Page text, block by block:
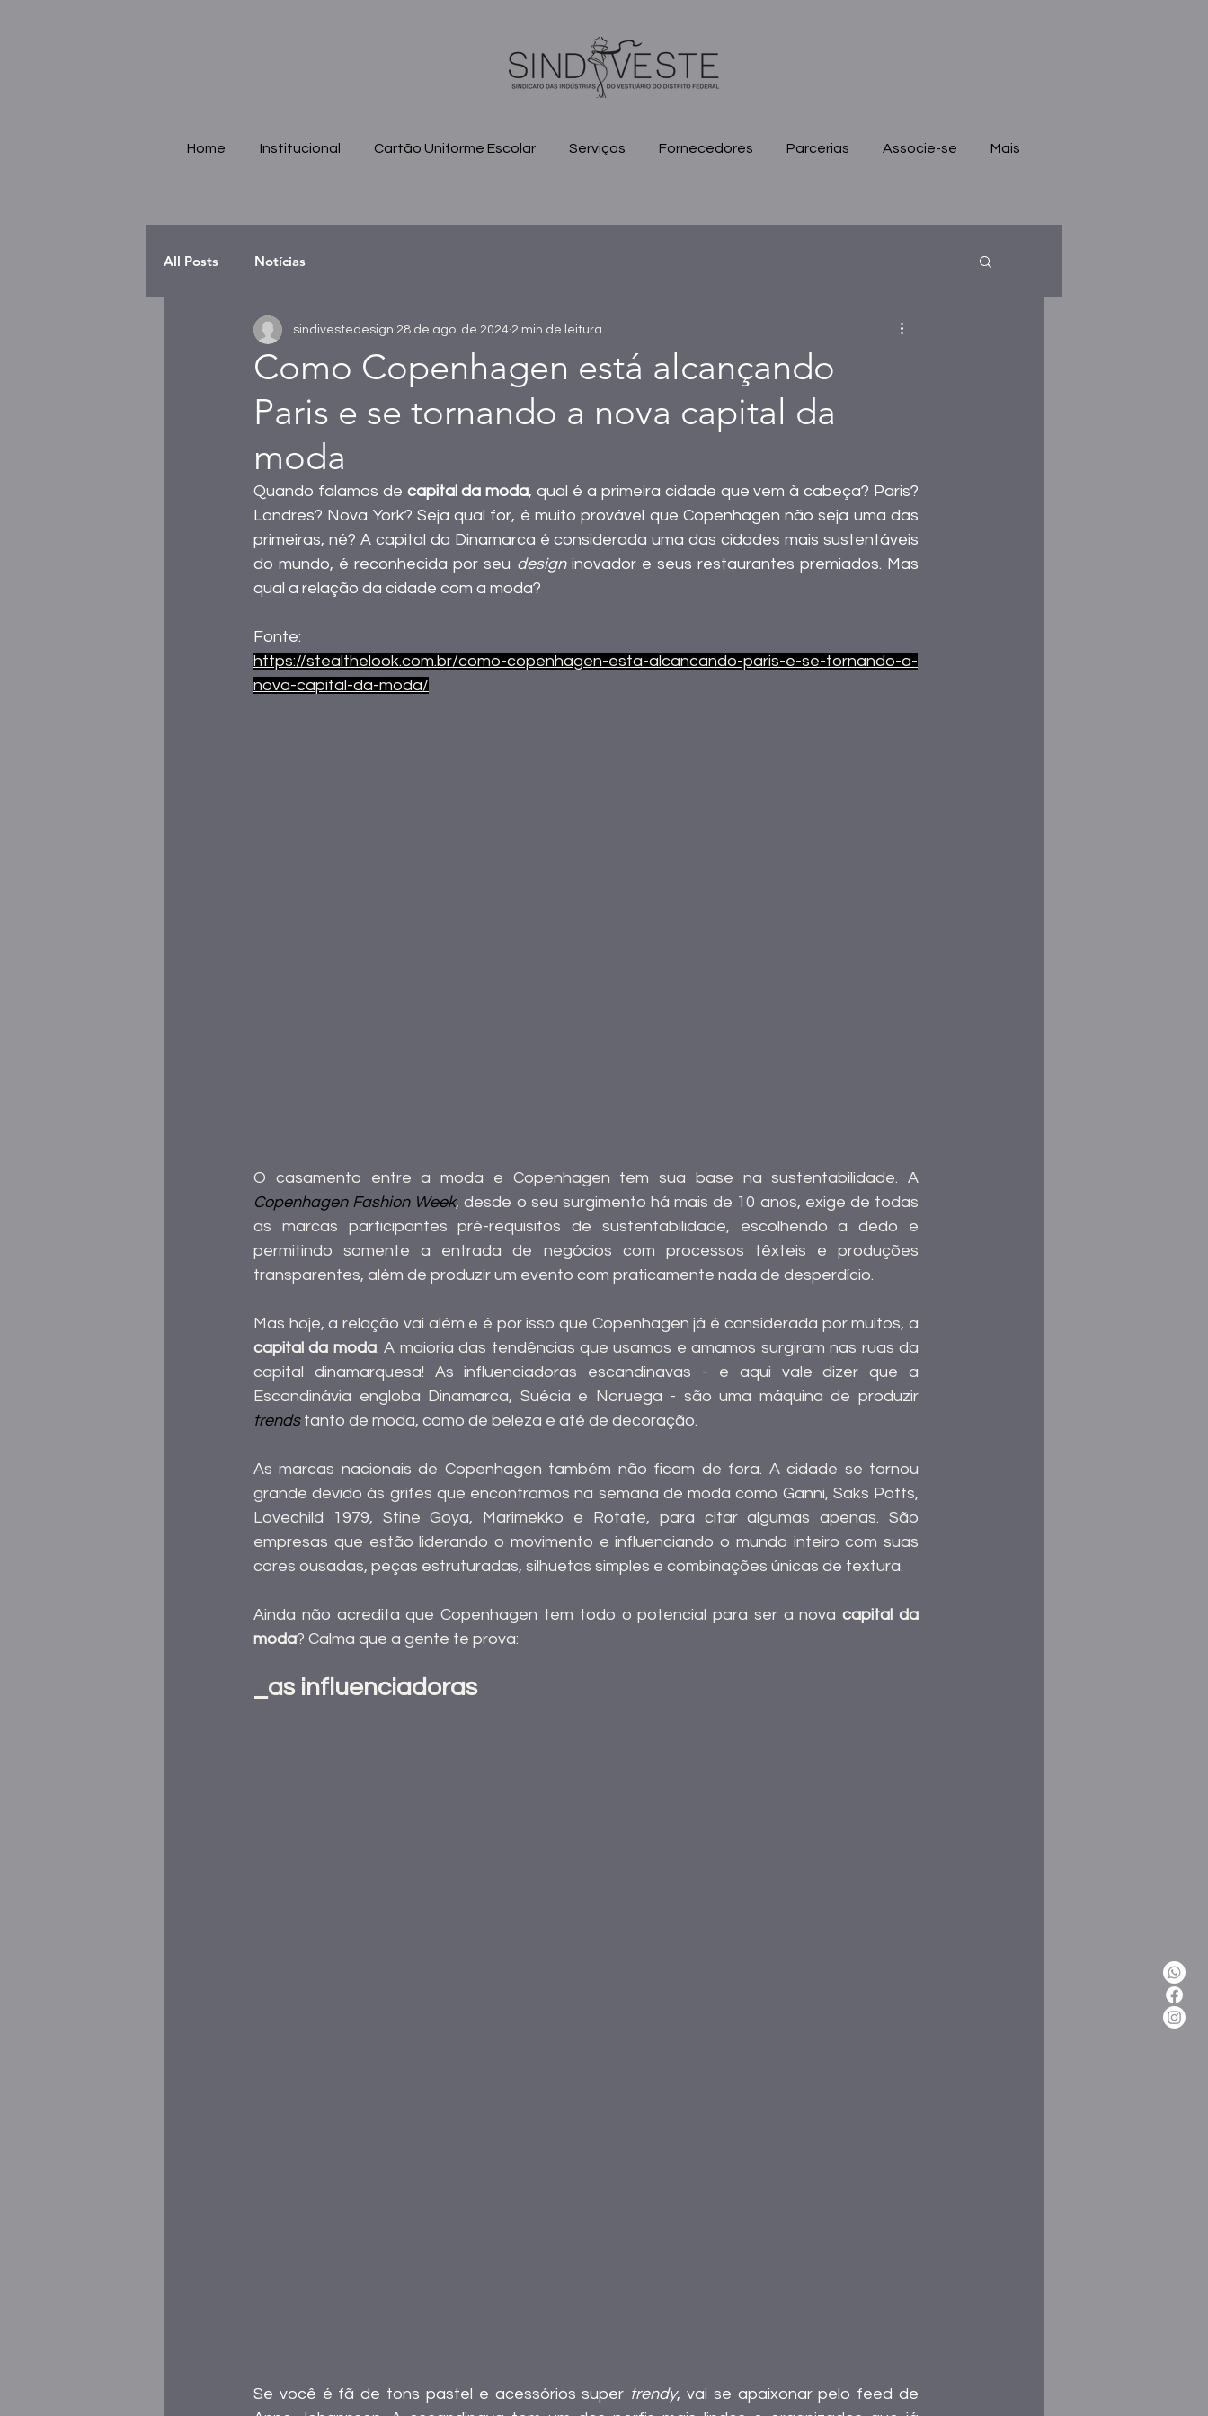
Home Institucional Cartão Uniforme Escolar Serviços Fornecedores Parcerias Associe-se Mais
All Posts Notícias
Como Copenhagen está alcançando
Paris e se tornando a nova capital da
moda
sindivestedesign 28 de ago. de 2024 2 min de leitura
Quando falamos de capital da moda, qual é a primeira cidade que vem à cabeça? Paris?
Londres? Nova York? Seja qual for, é muito provável que Copenhagen não seja uma das
primeiras, né? A capital da Dinamarca é considerada uma das cidades mais sustentáveis
do mundo, é reconhecida por seu design inovador e seus restaurantes premiados. Mas
qual a relação da cidade com a moda?
Fonte:
https://stealthelook.com.br/como-copenhagen-esta-alcancando-paris-e-se-tornando-a-
nova-capital-da-moda/
Copenhagen Fashion Week, desde o seu surgimento há mais de 10 anos, exige de todas
as marcas participantes pré-requisitos de sustentabilidade, escolhendo a dedo e
permitindo somente a entrada de negócios com processos têxteis e produções
transparentes, além de produzir um evento com praticamente nada de desperdício.
capital da moda. A maioria das tendências que usamos e amamos surgiram nas ruas da
capital dinamarquesa! As influenciadoras escandinavas - e aqui vale dizer que a
trends tanto de moda, como de beleza e até de decoração.
As marcas nacionais de Copenhagen também não ficam de fora. A cidade se tornou
grande devido às grifes que encontramos na semana de moda como Ganni, Saks Potts,
Lovechild 1979, Stine Goya, Marimekko e Rotate, para citar algumas apenas. São
empresas que estão liderando o movimento e influenciando o mundo inteiro com suas
cores ousadas, peças estruturadas, silhuetas simples e combinações únicas de textura.
Ainda não acredita que Copenhagen tem todo o potencial para ser a nova capital da
moda? Calma que a gente te prova:
_as influenciadoras
Se você é fã de tons pastel e acessórios super trendy, vai se apaixonar pelo feed de